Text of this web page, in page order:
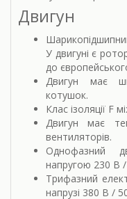
Двигун
У двигуні є
до
Двигун має
котушок.
Клас ізоляції F
Двигун має
вентиляторів.
Однофазний
напругою 230 В
Трифазний
напрузі 380 В /